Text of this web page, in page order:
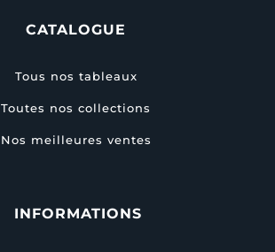
CATALOGUE
Tous nos tableaux
Toutes nos collections
Nos meilleures ventes
INFORMATIONS